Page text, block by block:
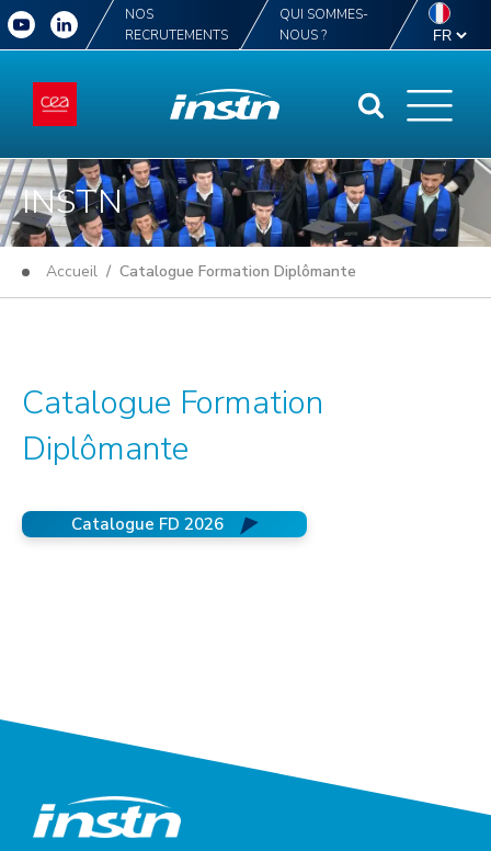
NOS
RECRUTEMENTS
QUI SOMMES-
NOUS ?
INSTN
Accueil / Catalogue Formation Diplômante
Catalogue Formation
Diplômante
Catalogue FD 2026